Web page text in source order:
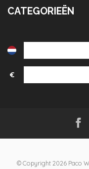
CATEGORIEËN
€
© Copyright 2026 Paco